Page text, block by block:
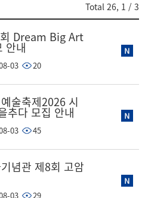
Total 26, 1 / 3
Dream Big Art
안내
03 20
술축제2026 시
추다 모집 안내
03 45
념관 제8회 고암
03 29